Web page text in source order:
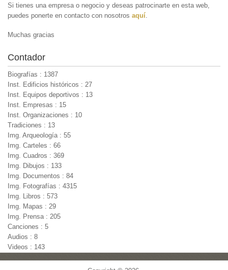
Si tienes una empresa o negocio y deseas patrocinarte en esta web,
puedes ponerte en contacto con nosotros aquí
Muchas gracias
Contador
Biografías : 1387
Inst. Edificios históricos : 27
Inst. Equipos deportivos : 13
Inst. Empresas : 15
Inst. Organizaciones : 10
Tradiciones : 13
Img. Arqueología : 55
Img. Carteles : 66
Img. Cuadros : 369
Img. Dibujos : 133
Img. Documentos : 84
Img. Fotografías : 4315
Img. Libros : 573
Img. Mapas : 29
Img. Prensa : 205
Canciones : 5
Audios : 8
Videos : 143